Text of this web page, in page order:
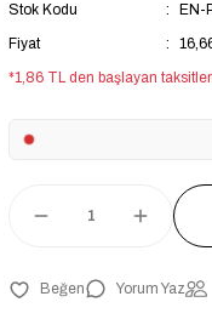
Stok Kodu
EN-
Fiyat
*1,86 TL den başlayan
Yorum Yaz